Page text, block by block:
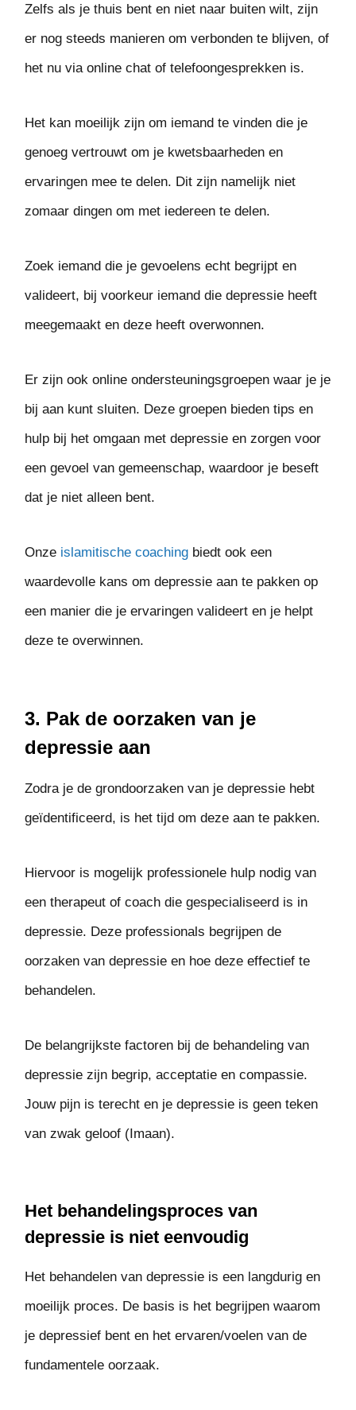
Zelfs als je thuis bent en niet naar buiten wilt, zijn
er nog steeds manieren om verbonden te blijven, of
het nu via online chat of telefoongesprekken is.
Het kan moeilijk zijn om iemand te vinden die je
genoeg vertrouwt om je kwetsbaarheden en
ervaringen mee te delen. Dit zijn namelijk niet
zomaar dingen om met iedereen te delen.
Zoek iemand die je gevoelens echt begrijpt en
valideert, bij voorkeur iemand die depressie heeft
meegemaakt en deze heeft overwonnen.
Er zijn ook online ondersteuningsgroepen waar je je
bij aan kunt sluiten. Deze groepen bieden tips en
hulp bij het omgaan met depressie en zorgen voor
een gevoel van gemeenschap, waardoor je beseft
dat je niet alleen bent.
Onze islamitische coaching biedt ook een
waardevolle kans om depressie aan te pakken op
een manier die je ervaringen valideert en je helpt
deze te overwinnen.
3. Pak de oorzaken van je
depressie aan
Zodra je de grondoorzaken van je depressie hebt
geïdentificeerd, is het tijd om deze aan te pakken.
Hiervoor is mogelijk professionele hulp nodig van
een therapeut of coach die gespecialiseerd is in
depressie. Deze professionals begrijpen de
oorzaken van depressie en hoe deze effectief te
behandelen.
De belangrijkste factoren bij de behandeling van
depressie zijn begrip, acceptatie en compassie.
Jouw pijn is terecht en je depressie is geen teken
van zwak geloof (Imaan).
Het behandelingsproces van
depressie is niet eenvoudig
Het behandelen van depressie is een langdurig en
moeilijk proces. De basis is het begrijpen waarom
je depressief bent en het ervaren/voelen van de
fundamentele oorzaak.